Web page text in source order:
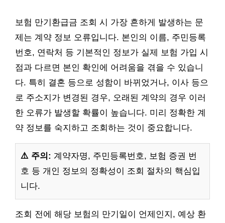
보험 만기환급금 조회 시 가장 흔하게 발생하는 문
제는 계약 정보 오류입니다. 본인의 이름, 주민등록
번호, 연락처 등 기본적인 정보가 실제 보험 가입 시
점과 다르면 본인 확인에 어려움을 겪을 수 있습니
다. 특히 결혼 등으로 성함이 바뀌었거나, 이사 등으
로 주소지가 변경된 경우, 오래된 계약의 경우 이러
한 오류가 발생할 확률이 높습니다. 미리 정확한 계
약 정보를 숙지하고 조회하는 것이 중요합니다.
⚠️ 주의: 계약자명, 주민등록번호, 보험 증권 번
호 등 개인 정보의 정확성이 조회 절차의 핵심입
니다.
조회 전에 해당 보험의 만기일이 언제인지, 예상 환